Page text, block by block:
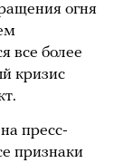
огня
все более
кризис
пресс-
признаки